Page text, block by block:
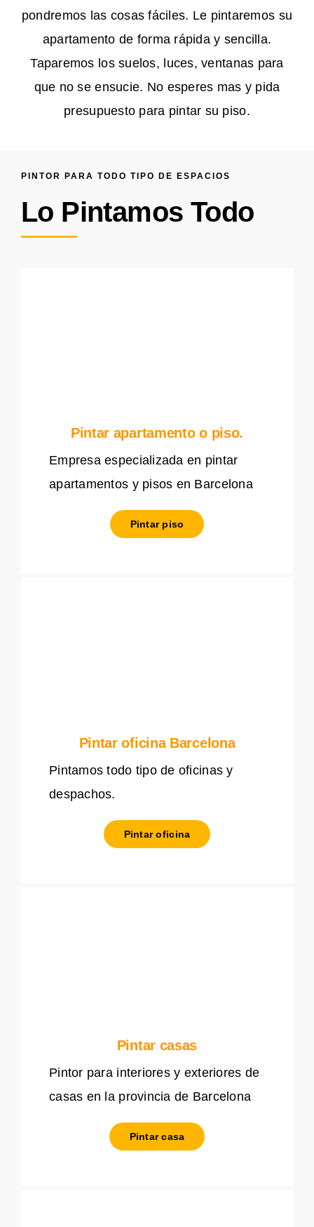
pondremos las cosas fáciles. Le pintaremos su
apartamento de forma rápida y sencilla.
Taparemos los suelos, luces, ventanas para
que no se ensucie. No esperes mas y pida
presupuesto para pintar su piso.
PINTOR PARA TODO TIPO DE ESPACIOS
Lo Pintamos Todo
Pintar apartamento o piso.
Empresa especializada en pintar
apartamentos y pisos en Barcelona
Pintar piso
Pintar oficina Barcelona
Pintamos todo tipo de oficinas y
despachos.
Pintar oficina
Pintar casas
Pintor para interiores y exteriores de
casas en la provincia de Barcelona
Pintar casa